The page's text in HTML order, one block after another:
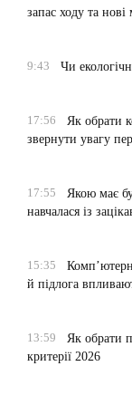
запас ходу та нові
9:43
Чи
17:56
Як обрати
звернути увагу
17:55
Якою має
навчалася із
15:35
й підлога
13:59
Як обрати
критерії 2026